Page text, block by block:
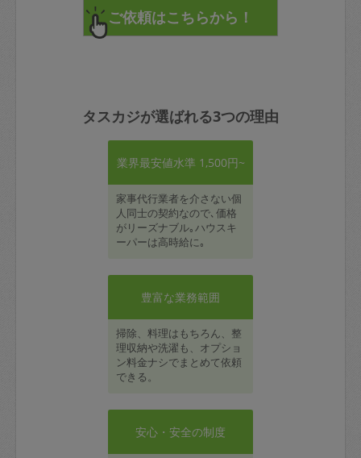
タスカジが選ばれる3つの理由
業界最安値水準 1,500円~
家事代行業者を介さない個
人同士の契約なので､価格
がリーズナブル｡ハウスキ
ーパーは高時給に｡
豊富な業務範囲
掃除、料理はもちろん、整
理収納や洗濯も、オプショ
ン料金ナシでまとめて依頼
できる。
安心・安全の制度